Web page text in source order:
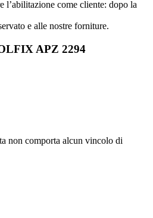
l’abilitazione come cliente: dopo la
e alle nostre forniture.
APZ 2294
non comporta alcun vincolo di